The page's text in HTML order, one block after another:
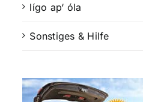
lígo ap‘ óla
Sonstiges & Hilfe